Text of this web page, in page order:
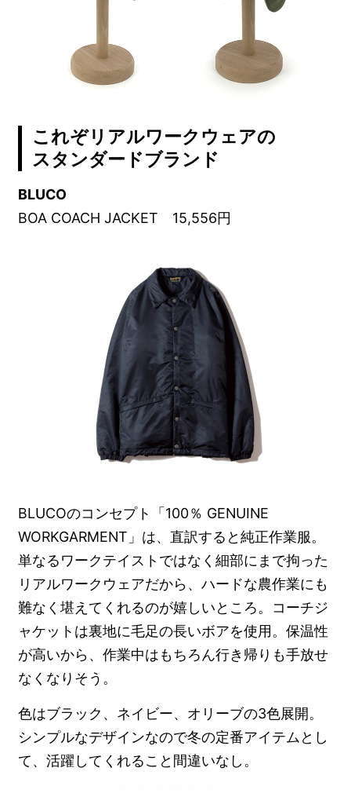
これぞリアルワークウェアの
スタンダードブランド
BLUCO
BOA COACH JACKET 15,556円
BLUCOのコンセプト「100％ GENUINE
WORKGARMENT」は、直訳すると純正作業服。
単なるワークテイストではなく細部にまで拘った
リアルワークウェアだから、ハードな農作業にも
難なく堪えてくれるのが嬉しいところ。コーチジ
ャケットは裏地に毛足の長いボアを使用。保温性
が高いから、作業中はもちろん行き帰りも手放せ
なくなりそう。
色はブラック、ネイビー、オリーブの3色展開。
シンプルなデザインなので冬の定番アイテムとし
て、活躍してくれること間違いなし。